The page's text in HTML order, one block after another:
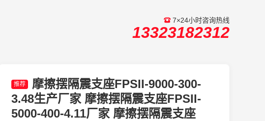
7×24小时咨询热线
13323182312
推荐
摩擦摆隔震支座FPSII-9000-300-
3.48生产厂家 摩擦摆隔震支座FPSII-
5000-400-4.11厂家 摩擦摆隔震支座